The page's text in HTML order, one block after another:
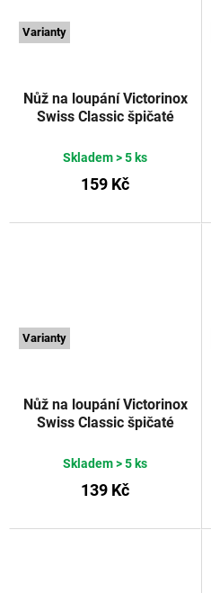
Varianty
Nůž na loupání Victorinox
Swiss Classic špičaté
oranžovýVICTORINOX
Skladem> 5 ks
159 Kč
Varianty
Nůž na loupání Victorinox
Swiss Classic špičaté
VICTORINOX
Skladem> 5 ks
139 Kč